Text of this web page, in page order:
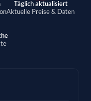
Täglich aktualisiert
Aktuelle Preise & Daten